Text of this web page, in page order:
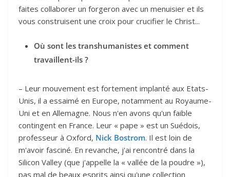
faites collaborer un forgeron avec un menuisier et ils
vous construisent une croix pour crucifier le Christ...
Où sont les transhumanistes et comment
travaillent-ils ?
– Leur mouvement est fortement implanté aux Etats-
Unis, il a essaimé en Europe, notamment au Royaume-
Uni et en Allemagne. Nous n'en avons qu'un faible
contingent en France. Leur « pape » est un Suédois,
professeur à Oxford, Nick Bostrom. Il est loin de
m'avoir fasciné. En revanche, j'ai rencontré dans la
Silicon Valley (que j'appelle la « vallée de la poudre »),
pas mal de beaux esprits ainsi qu'une collection